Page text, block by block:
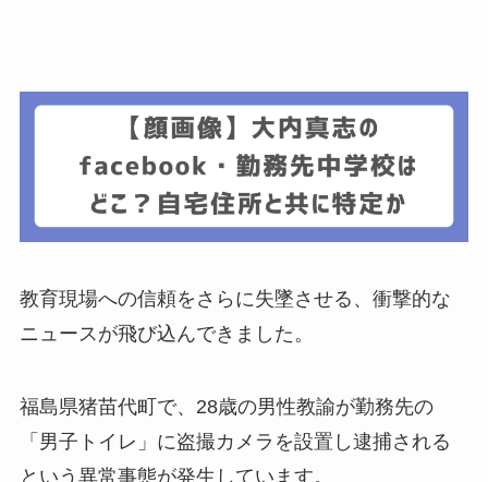
教育現場への信頼をさらに失墜させる、衝撃的な
ニュースが飛び込んできました。
福島県猪苗代町で、28歳の男性教諭が勤務先の
「男子トイレ」に盗撮カメラを設置し逮捕される
という異常事態が発生しています。